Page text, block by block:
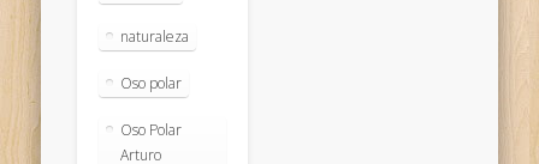
naturaleza
Oso polar
Oso Polar
Arturo